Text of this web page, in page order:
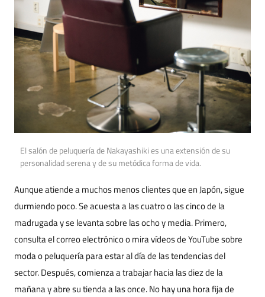
El salón de peluquería de Nakayashiki es una extensión de su
personalidad serena y de su metódica forma de vida.
Aunque atiende a muchos menos clientes que en Japón, sigue
durmiendo poco. Se acuesta a las cuatro o las cinco de la
madrugada y se levanta sobre las ocho y media. Primero,
consulta el correo electrónico o mira vídeos de YouTube sobre
moda o peluquería para estar al día de las tendencias del
sector. Después, comienza a trabajar hacia las diez de la
mañana y abre su tienda a las once. No hay una hora fija de